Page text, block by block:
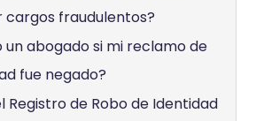
cargos fraudulentos?
un abogado si mi reclamo de
fue negado?
Registro de Robo de Identidad